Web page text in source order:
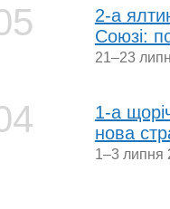
2-а
Союзі:
21–23
1-а
нова
1–3 липня